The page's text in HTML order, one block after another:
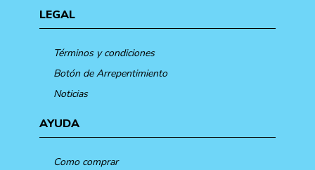
LEGAL
Términos y condiciones
Botón de Arrepentimiento
Noticias
AYUDA
Como comprar